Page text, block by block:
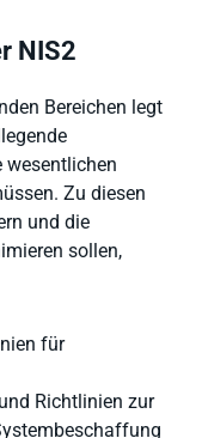
NIS2
Bereichen legt
wesentlichen
Zu diesen
und die
sollen,
für
Richtlinien zur